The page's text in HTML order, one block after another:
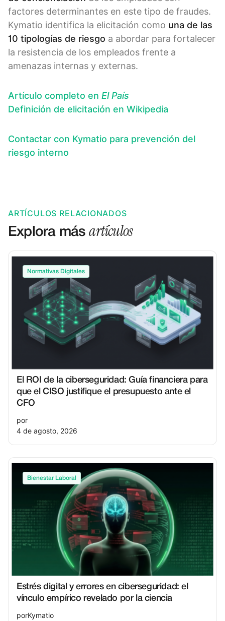
factores determinantes en este tipo de fraudes.
Kymatio identifica la elicitación como una de las
10 tipologías de riesgo a abordar para fortalecer
la resistencia de los empleados frente a
amenazas internas y externas.
Artículo completo en El País
Definición de elicitación en Wikipedia
Contactar con Kymatio para prevención del
riesgo interno
ARTÍCULOS RELACIONADOS
Explora másartículos
Normativas Digitales
El ROI de la ciberseguridad: Guía financiera para
que el CISO justifique el presupuesto ante el
CFO
por
4 de agosto, 2026
Bienestar Laboral
Estrés digital y errores en ciberseguridad: el
vínculo empírico revelado por la ciencia
porKymatio